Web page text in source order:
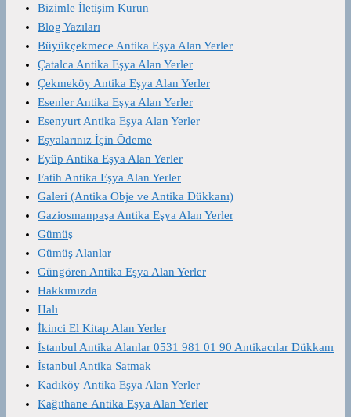
Bizimle İletişim Kurun
Blog Yazıları
Büyükçekmece Antika Eşya Alan Yerler
Çatalca Antika Eşya Alan Yerler
Çekmeköy Antika Eşya Alan Yerler
Esenler Antika Eşya Alan Yerler
Esenyurt Antika Eşya Alan Yerler
Eşyalarınız İçin Ödeme
Eyüp Antika Eşya Alan Yerler
Fatih Antika Eşya Alan Yerler
Galeri (Antika Obje ve Antika Dükkanı)
Gaziosmanpaşa Antika Eşya Alan Yerler
Gümüş
Gümüş Alanlar
Güngören Antika Eşya Alan Yerler
Hakkımızda
Halı
İkinci El Kitap Alan Yerler
İstanbul Antika Alanlar 0531 981 01 90 Antikacılar Dükkanı
İstanbul Antika Satmak
Kadıköy Antika Eşya Alan Yerler
Kağıthane Antika Eşya Alan Yerler